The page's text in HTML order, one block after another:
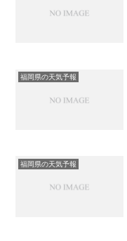
福岡県の天気予報
福岡県の天気予報